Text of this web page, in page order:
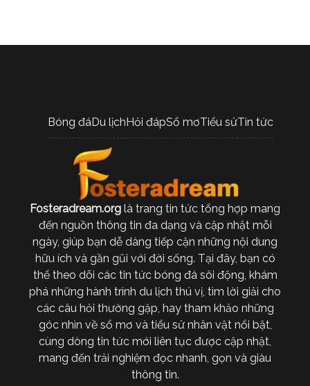
Bóng đáDu lịch Hỏi đápSổ mơTiểu sửTin tức
Fosteradream.org là trang tin tức tổng hợp mang
đến nguồn thông tin đa dạng và cập nhật mỗi
ngày, giúp bạn dễ dàng tiếp cận những nội dung
hữu ích và gần gũi với đời sống. Tại đây, bạn có
thể theo dõi các tin tức bóng đá sôi động, khám
phá những hành trình du lịch thú vị, tìm lời giải cho
các câu hỏi thường gặp, hay tham khảo những
góc nhìn về sổ mơ và tiểu sử nhân vật nổi bật,
cùng dòng tin tức mới liên tục được cập nhật,
mang đến trải nghiệm đọc nhanh, gọn và giàu
thông tin.